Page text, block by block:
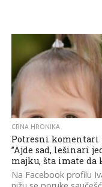
CRNA HRONIKA
Potresni komentari
”Ajde sad, lešinari
majku, šta imate da
Na Facebook profilu